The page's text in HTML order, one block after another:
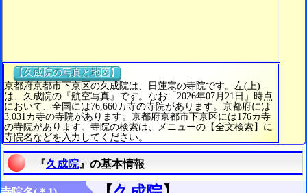
【久成院の写真と地図】
京都府京都市下京区の久成院は、日蓮宗の寺院です。左(上)
は、久成院の『航空写真』です。なお「2026年07月21日」時点
において、全国には76,660カ寺の寺院があります。京都府には
3,031カ寺の寺院があります。京都府京都市下京区には176カ寺
の寺院があります。寺院の検索は、メニューの【全文検索】に
寺院名などを入力してください。
『久成院』の基本情報